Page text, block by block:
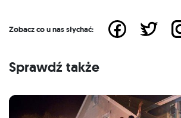
Zobacz co u nas słychać:
Sprawdź także